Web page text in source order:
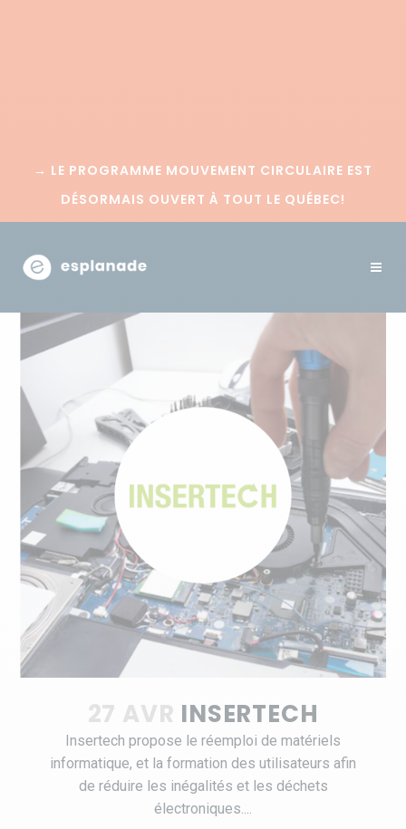
→ LE PROGRAMME MOUVEMENT CIRCULAIRE EST
DÉSORMAIS OUVERT À TOUT LE QUÉBEC!
27 AVR INSERTECH
Insertech propose le réemploi de matériels
informatique, et la formation des utilisateurs afin
de réduire les inégalités et les déchets
électroniques....